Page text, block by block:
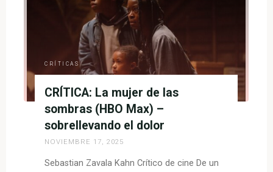
un
gran
placer
culposo"
CRÍTICAS
CRÍTICA: La mujer de las
sombras (HBO Max) –
sobrellevando el dolor
NOVIEMBRE 17, 2025
Sebastian Zavala Kahn Crítico de cine De un